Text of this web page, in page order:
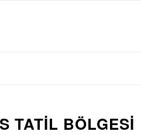
TATIL BÖLGESI